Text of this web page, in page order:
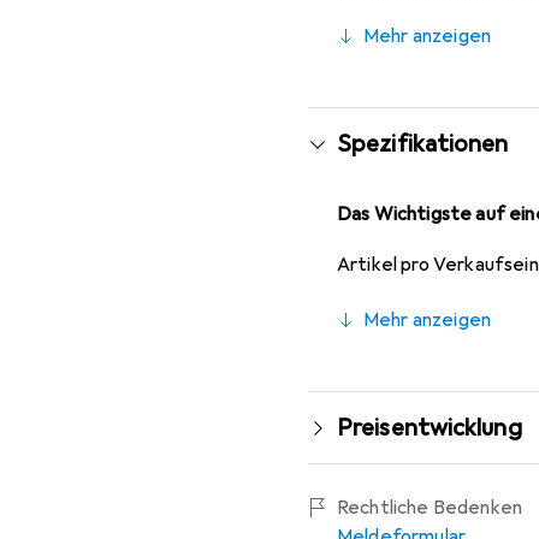
Ladezustand visuell
Mehr anzeigen
Spezifikationen
Das Wichtigste auf
Artikel pro
Mehr anzeigen
Preisentwicklung
Rechtliche Bedenken